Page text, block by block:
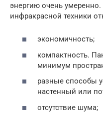
энергию очень
инфракрасной техники
экономичность;
компактность.
минимум
разные способы
настенный или
отсутствие шума;